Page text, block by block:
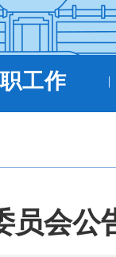
工作 |
会公